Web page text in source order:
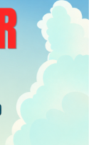
na wiek 15-